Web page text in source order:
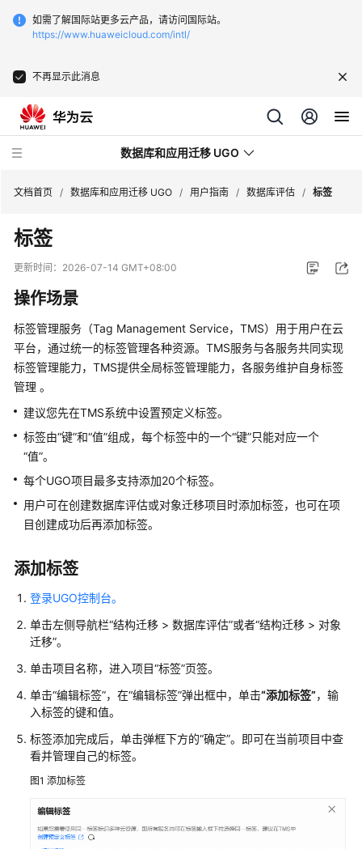
如需了解国际站更多云产品，请访问国际站。
https://www.huaweicloud.com/intl/
不再显示此消息
数据库和应用迁移 UGO
最
新
态
产
品
介
绍
速
入
门
用
户
南
数
据
库
估
查
看
数
采
志
文档首页 / 数据库和应用迁移 UGO / 用户指南 / 数据库评估 / 标签
标签
更新时间： 2026-07-14 GMT+08:00
操作场景
标签管理服务（Tag Management Service，TMS）用于用户在云
平台，通过统一的标签管理各种资源。TMS服务与各服务共同实现
标签管理能力，TMS提供全局标签管理能力，各服务维护自身标签
管理 。
建议您先在TMS系统中设置预定义标签。
标签由“键”和“值”组成，每个标签中的一个“键”只能对应一个
“值”。
每个UGO项目最多支持添加20个标签。
用户可在创建数据库评估或对象迁移项目时添加标签，也可在项
目创建成功后再添加标签。
添加标签
登录UGO控制台。
单击左侧导航栏“结构迁移 > 数据库评估”或者“结构迁移 > 对象
迁移”。
单击项目名称，进入项目“标签”页签。
单击“编辑标签”，在“编辑标签”弹出框中，单击“添加标签”，输
入标签的键和值。
标签添加完成后，单击弹框下方的“确定”。即可在当前项目中查
看并管理自己的标签。
图1 添加标签